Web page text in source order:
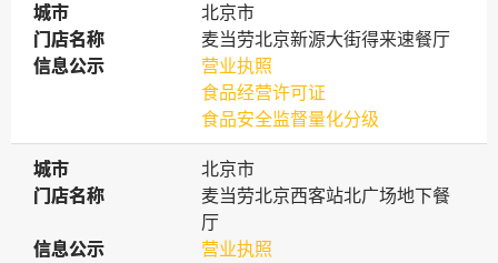
城市
城市
北京市
门店名称
门店名称
麦当劳北京新源大街得来速餐厅
信息公示
信息公示
营业执照
食品经营许可证
食品安全监督量化分级
城市
城市
北京市
门店名称
门店名称
麦当劳北京西客站北广场地下餐
厅
信息公示
信息公示
营业执照